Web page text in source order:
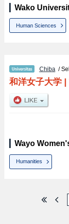
Wako
Human Sciences
Chiba/
和洋女子大学|
Wayo
Humanities